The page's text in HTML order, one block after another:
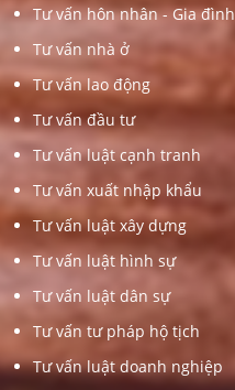
Tư vấn hôn nhân - Gia đình
Tư vấn nhà ở
Tư vấn lao động
Tư vấn đầu tư
Tư vấn luật cạnh tranh
Tư vấn xuất nhập khẩu
Tư vấn luật xây dựng
Tư vấn luật hình sự
Tư vấn luật dân sự
Tư vấn tư pháp hộ tịch
Tư vấn luật doanh nghiệp